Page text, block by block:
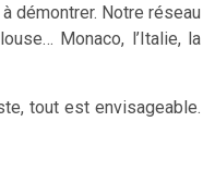
démontrer. Notre réseau
Monaco, l’Italie, la
tout est envisageable.